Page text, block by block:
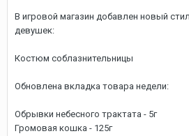
В игровой магазин добавлен новый
девушек:
Костюм соблазнительницы
Обновлена вкладка товара недели:
Обрывки небесного трактата - 5г
Громовая кошка - 125г